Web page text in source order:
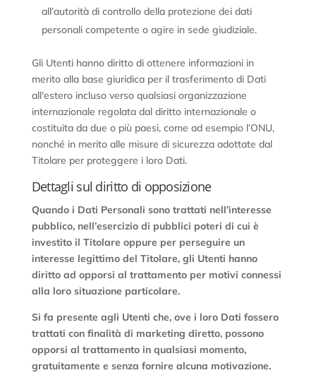
all’autorità di controllo della protezione dei dati
personali competente o agire in sede giudiziale.
Gli Utenti hanno diritto di ottenere informazioni in
merito alla base giuridica per il trasferimento di Dati
all'estero incluso verso qualsiasi organizzazione
internazionale regolata dal diritto internazionale o
costituita da due o più paesi, come ad esempio l’ONU,
nonché in merito alle misure di sicurezza adottate dal
Titolare per proteggere i loro Dati.
Dettagli sul diritto di opposizione
Quando i Dati Personali sono trattati nell’interesse
pubblico, nell’esercizio di pubblici poteri di cui è
investito il Titolare oppure per perseguire un
interesse legittimo del Titolare, gli Utenti hanno
diritto ad opporsi al trattamento per motivi connessi
alla loro situazione particolare.
Si fa presente agli Utenti che, ove i loro Dati fossero
trattati con finalità di marketing diretto, possono
opporsi al trattamento in qualsiasi momento,
gratuitamente e senza fornire alcuna motivazione.